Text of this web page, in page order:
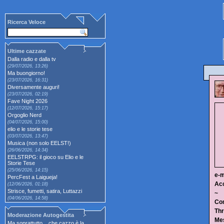
Ricerca Veloce
Ultime cazzate
Dalla radio e dalla tv
(29/07/2026, 13:26)
Ma buongiorno!
(23/07/2026, 16:31)
Diversamente auguri!
(23/07/2026, 02:19)
Fave Night 2026
(12/07/2026, 15:17)
Orgoglio Nerd
(04/07/2026, 15:00)
elio e le storie tese
(03/07/2026, 13:47)
Musica (non solo EELST!)
(26/06/2026, 14:34)
EELSTRPG: il gioco su Elio e le
Storie Tese
(25/06/2026, 14:15)
PercFest a Laigueja!
(12/06/2026, 01:18)
Strisce, fumetti, satira, Luttazzi
(04/06/2026, 14:58)
Moderazione Autogestita
e-
~